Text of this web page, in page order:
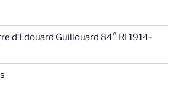
d’Edouard Guillouard 84° RI 1914-